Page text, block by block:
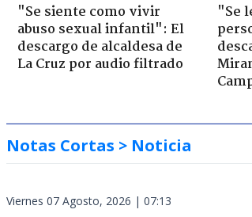
"Se siente como vivir
abuso sexual infantil": El
descargo de alcaldesa de
La Cruz por audio filtrado
"Se
Notas Cortas > Noticia
Viernes 07 Agosto, 2026 | 07:13